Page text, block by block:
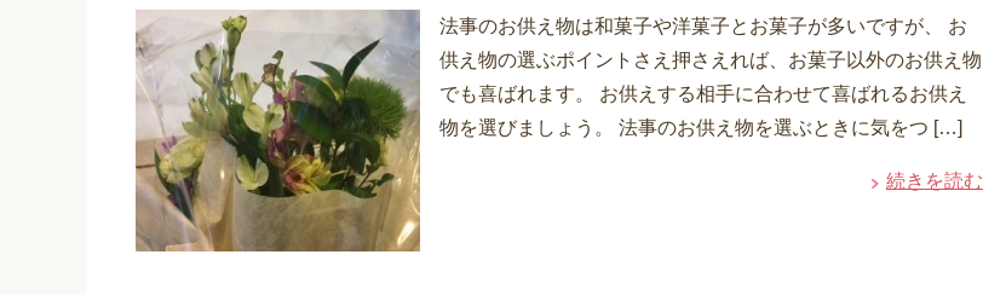
法事のお供え物は和菓子や洋菓子とお菓子が多いですが、 お
供え物の選ぶポイントさえ押さえれば、お菓子以外のお供え物
でも喜ばれます。 お供えする相手に合わせて喜ばれるお供え
物を選びましょう。 法事のお供え物を選ぶときに気をつ […]
続きを読む